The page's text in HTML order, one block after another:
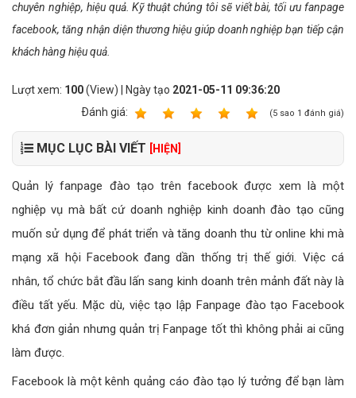
chuyên nghiệp, hiệu quả. Kỹ thuật chúng tôi sẽ viết bài, tối ưu fanpage
facebook, tăng nhận diện thương hiệu giúp doanh nghiệp bạn tiếp cận
khách hàng hiệu quả.
Lượt xem: 100(View) | Ngày tạo 2021-05-11 09:36:20
Ðánh giá:
(5 sao 1 đánh giá)
MỤC LỤC BÀI VIẾT [HIỆN]
Quản lý fanpage đào tạo trên facebook được xem là một
nghiệp vụ mà bất cứ doanh nghiệp kinh doanh đào tạo cũng
muốn sử dụng để phát triển và tăng doanh thu từ online khi mà
mạng xã hội Facebook đang dần thống trị thế giới. Việc cá
nhân, tổ chức bắt đầu lấn sang kinh doanh trên mảnh đất này là
điều tất yếu. Mặc dù, việc tạo lập Fanpage đào tạo Facebook
khá đơn giản nhưng quản trị Fanpage tốt thì không phải ai cũng
làm được.
Facebook là một kênh quảng cáo đào tạo lý tưởng để bạn làm